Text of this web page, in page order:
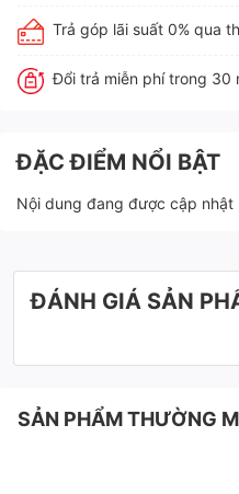
Trả góp lãi suất 0% qua
Đổi trả miễn phí trong 30
ĐẶC ĐIỂM NỔI BẬT
Nội dung đang được cập nhật
ĐÁNH GIÁ SẢN
SẢN PHẨM THƯỜNG